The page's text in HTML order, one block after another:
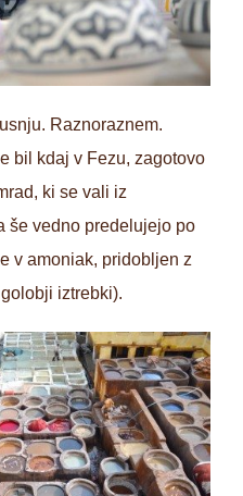
Raznoraznem.
bil kdaj v Fezu, zagotovo
ki se vali iz
še vedno predelujejo po
v amoniak, pridobljen z
iztrebki).